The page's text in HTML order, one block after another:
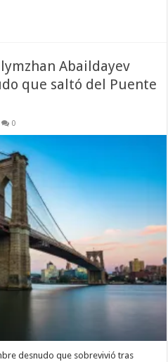
Abaildayev
que saltó del Puente
0
desnudo que sobrevivió tras